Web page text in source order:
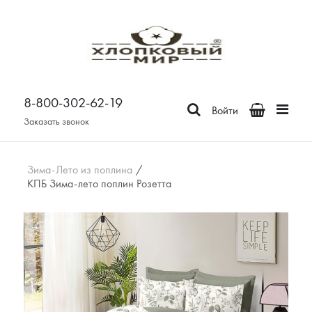
8-800-302-62-19
Заказать звонок
Войти
Постельное белье
Поплин
Сатин
Зима-Лето из бязи
Зима-Лето из поплина
Зима-Лето из сатина
Страйп - сатин
Отдельные предметы
Наволочки
Простыни
Зима-Лето из поплина /
КПБ Зима-лето поплин Розетта